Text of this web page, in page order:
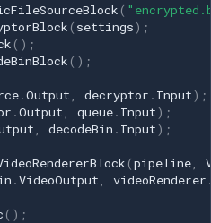
(
( settings);
();
();
.Output decryptor . Input);
.Output queue. Input);
decodeBin . Input);
(pipeline
.VideoOutput videoRenderer
();